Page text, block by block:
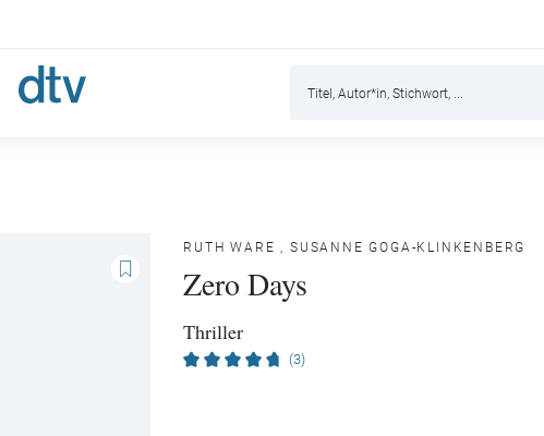
RUTH WARE , SUSANNE GOGA-KLINKENBERG
Zero Days
Thriller
(3)